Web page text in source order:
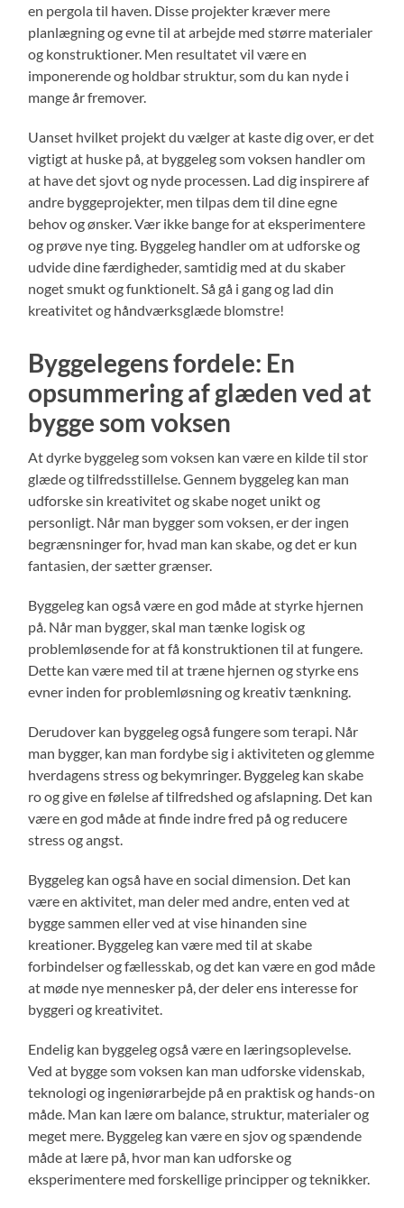
en pergola til haven. Disse projekter kræver mere
planlægning og evne til at arbejde med større materialer
og konstruktioner. Men resultatet vil være en
imponerende og holdbar struktur, som du kan nyde i
mange år fremover.
Uanset hvilket projekt du vælger at kaste dig over, er det
vigtigt at huske på, at byggeleg som voksen handler om
at have det sjovt og nyde processen. Lad dig inspirere af
andre byggeprojekter, men tilpas dem til dine egne
behov og ønsker. Vær ikke bange for at eksperimentere
og prøve nye ting. Byggeleg handler om at udforske og
udvide dine færdigheder, samtidig med at du skaber
noget smukt og funktionelt. Så gå i gang og lad din
kreativitet og håndværksglæde blomstre!
Byggelegens fordele: En
opsummering af glæden ved at
bygge som voksen
At dyrke byggeleg som voksen kan være en kilde til stor
glæde og tilfredsstillelse. Gennem byggeleg kan man
udforske sin kreativitet og skabe noget unikt og
personligt. Når man bygger som voksen, er der ingen
begrænsninger for, hvad man kan skabe, og det er kun
fantasien, der sætter grænser.
Byggeleg kan også være en god måde at styrke hjernen
på. Når man bygger, skal man tænke logisk og
problemløsende for at få konstruktionen til at fungere.
Dette kan være med til at træne hjernen og styrke ens
evner inden for problemløsning og kreativ tænkning.
Derudover kan byggeleg også fungere som terapi. Når
man bygger, kan man fordybe sig i aktiviteten og glemme
hverdagens stress og bekymringer. Byggeleg kan skabe
ro og give en følelse af tilfredshed og afslapning. Det kan
være en god måde at finde indre fred på og reducere
stress og angst.
Byggeleg kan også have en social dimension. Det kan
være en aktivitet, man deler med andre, enten ved at
bygge sammen eller ved at vise hinanden sine
kreationer. Byggeleg kan være med til at skabe
forbindelser og fællesskab, og det kan være en god måde
at møde nye mennesker på, der deler ens interesse for
byggeri og kreativitet.
Endelig kan byggeleg også være en læringsoplevelse.
Ved at bygge som voksen kan man udforske videnskab,
teknologi og ingeniørarbejde på en praktisk og hands-on
måde. Man kan lære om balance, struktur, materialer og
meget mere. Byggeleg kan være en sjov og spændende
måde at lære på, hvor man kan udforske og
eksperimentere med forskellige principper og teknikker.